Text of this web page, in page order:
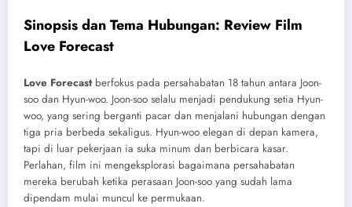
Sinopsis dan Tema Hubungan: Review Film
Love Forecast
Love Forecastberfokus pada persahabatan 18 tahun antara Joon-
soo dan Hyun-woo. Joon-soo selalu menjadi pendukung setia Hyun-
woo, yang sering berganti pacar dan menjalani hubungan dengan
tiga pria berbeda sekaligus. Hyun-woo elegan di depan kamera,
tapi di luar pekerjaan ia suka minum dan berbicara kasar.
Perlahan, film ini mengeksplorasi bagaimana persahabatan
mereka berubah ketika perasaan Joon-soo yang sudah lama
dipendam mulai muncul ke permukaan.